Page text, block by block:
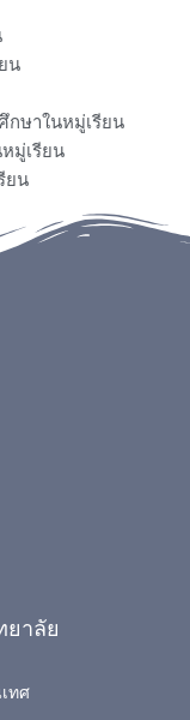
น
กษาในหมู่เรียน
มู่เรียน
ยน
ยาลัย
ทศ